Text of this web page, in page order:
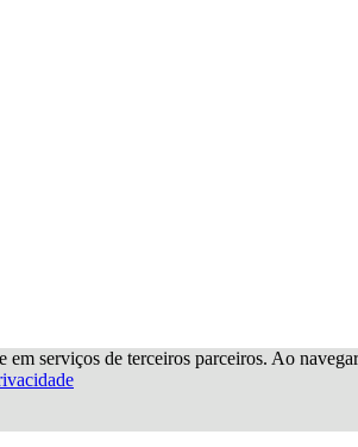
serviços de terceiros parceiros. Ao